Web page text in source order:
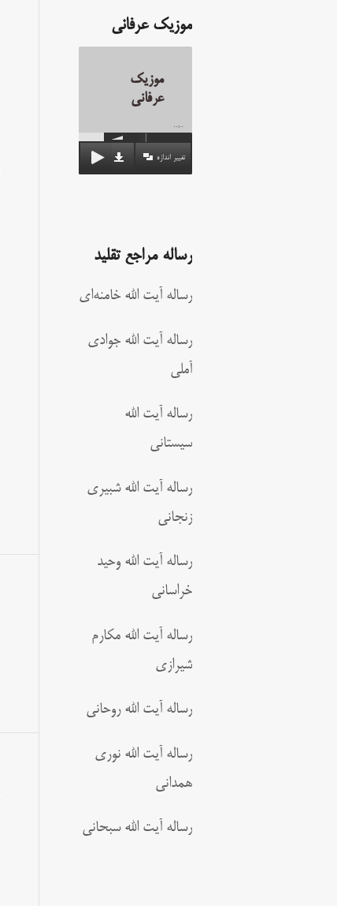
موزیک عرفانی
موزیک
عرفانی
00:00
تغییر اندازه
رساله مراجع تقلید
رساله آیت الله خامنه‌ای
رساله آیت الله جوادی
آملی
رساله آیت الله
سیستانی
رساله آیت الله شبیری
زنجانی
رساله آیت الله وحید
خراسانی
رساله آیت الله مکارم
شیرازی
رساله آیت الله روحانی
رساله آیت الله نوری
همدانی
رساله آیت الله سبحانی